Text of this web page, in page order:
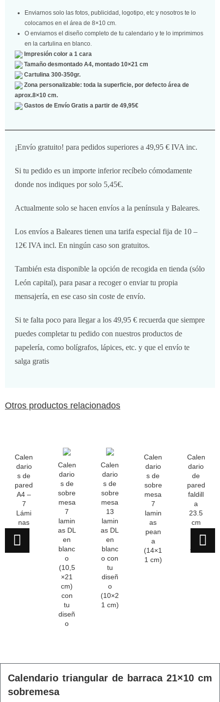
Enviarnos solo las fotos, publicidad, logotipo, etc y nosotros te lo
colocamos en el área de 8×10 cm.
O enviarnos el diseño completo de tu calendario y te lo imprimimos
en la cartulina en blanco.
Impresión color a 1 cara
Tamaño desmontado A4, montado 10×21 cm
Cartulina 300-350gr.
Zona personalizable: toda la superficie, por defecto área de
aprox.8×10 cm.
Gastos de Envío Gratis a partir de 49,95€
¡Envío gratuito! para pedidos superiores a 49,95 € IVA inc.
Si tu pedido es un importe inferior recíbelo cómodamente
donde nos indiques por solo 5,45€.
Actualmente solo se hacen envíos a la península y Baleares.
Los envíos a Baleares tienen una tarifa especial fija de 10 –
12€ IVA incl. En ningún caso son gratuitos.
También esta disponible la opción de recogida en tienda (sólo
León capital), para pasar a recoger o enviar tu propia
mensajería, en ese caso sin coste de envío.
Si te falta poco para llegar a los 49,95 € recuerda que siempre
puedes completar tu pedido con nuestros productos de
papelería, como bolígrafos, lápices, etc. y que el envío te
salga gratis
Otros productos relacionados
Calen
dario
s de
pared
A4 –
7
Lámi
nas
Calen
dario
s de
sobre
mesa
7
lamin
as DL
en
blanc
o
(10,5
×21
cm)
con
tu
diseñ
o
Calen
dario
s de
sobre
mesa
13
lamin
as DL
en
blanc
o con
tu
diseñ
o
(10×2
1 cm)
Calen
dario
s de
sobre
mesa
7
lamin
as
pean
a
(14×1
1 cm)
Calen
dario
de
pared
faldill
a
23.5
cm
foto
Calendario triangular de barraca 21×10 cm
sobremesa